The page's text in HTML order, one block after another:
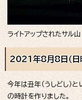
ライトアップされたサル山
2021年8月8日（日
今年は丑年（うしどし）
の時計を作りました。